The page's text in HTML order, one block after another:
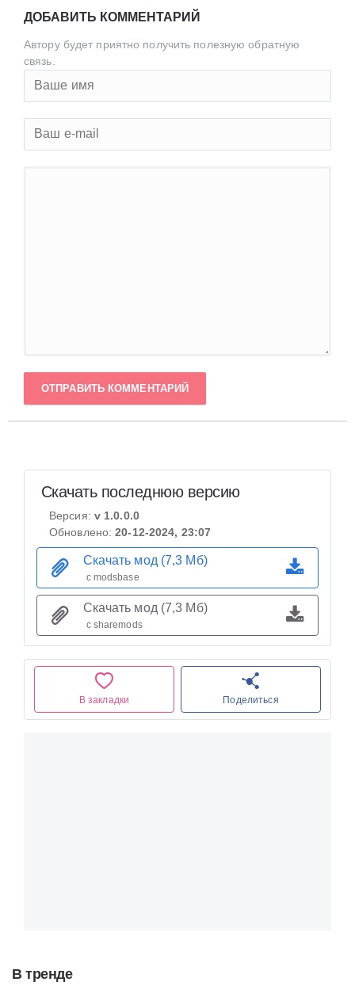
ДОБАВИТЬ КОММЕНТАРИЙ
Автору будет приятно получить полезную обратную
связь.
ОТПРАВИТЬ КОММЕНТАРИЙ
В закладки Поделиться
Скачать последнюю версию
Версия: v 1.0.0.0
Обновлено:20-12-2024, 23:07
Скачать мод (7,3 Мб)
с modsbase
Скачать мод (7,3 Мб)
с sharemods
В тренде